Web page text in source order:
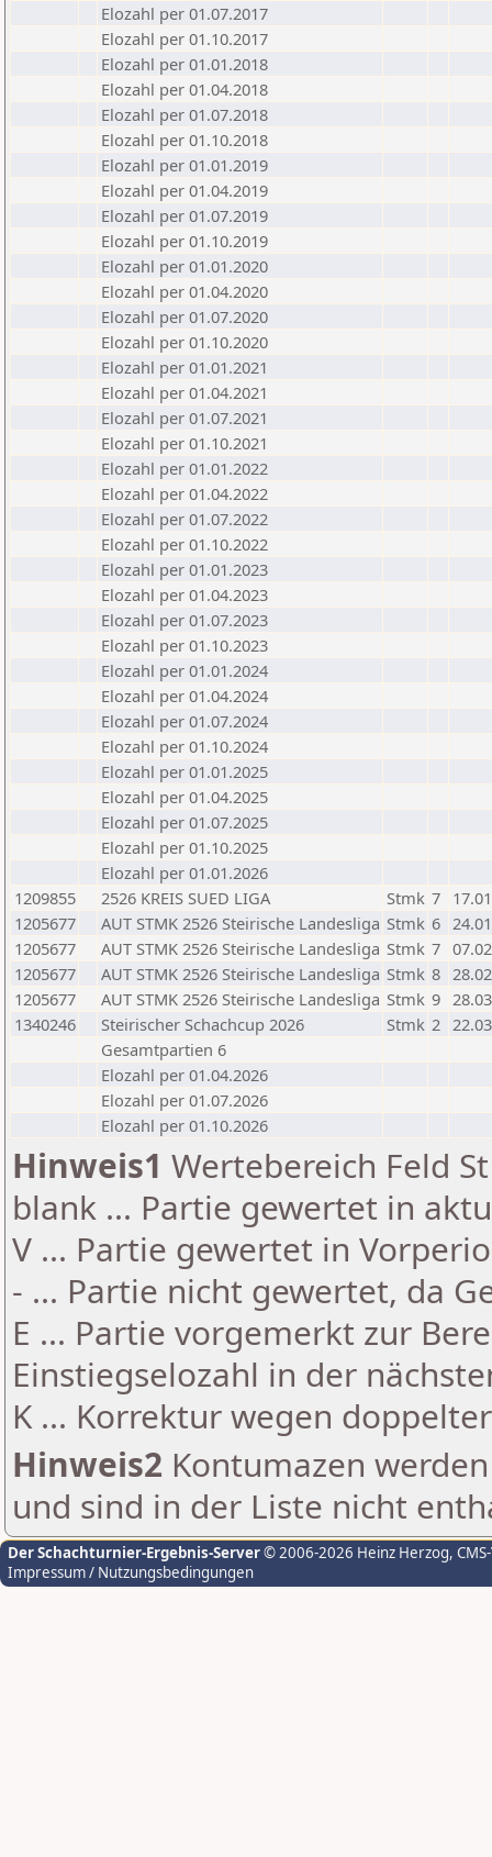
Elozahl per 01.07.2017
Elozahl per 01.10.2017
Elozahl per 01.01.2018
Elozahl per 01.04.2018
Elozahl per 01.07.2018
Elozahl per 01.10.2018
Elozahl per 01.01.2019
Elozahl per 01.04.2019
Elozahl per 01.07.2019
Elozahl per 01.10.2019
Elozahl per 01.01.2020
Elozahl per 01.04.2020
Elozahl per 01.07.2020
Elozahl per 01.10.2020
Elozahl per 01.01.2021
Elozahl per 01.04.2021
Elozahl per 01.07.2021
Elozahl per 01.10.2021
Elozahl per 01.01.2022
Elozahl per 01.04.2022
Elozahl per 01.07.2022
Elozahl per 01.10.2022
Elozahl per 01.01.2023
Elozahl per 01.04.2023
Elozahl per 01.07.2023
Elozahl per 01.10.2023
Elozahl per 01.01.2024
Elozahl per 01.04.2024
Elozahl per 01.07.2024
Elozahl per 01.10.2024
Elozahl per 01.01.2025
Elozahl per 01.04.2025
Elozahl per 01.07.2025
Elozahl per 01.10.2025
Elozahl per 01.01.2026
1209855
2526 KREIS SUED LIGA Stmk 7
1205677
AUT STMK 2526 Steirische Landesliga Stmk 6
1205677
AUT STMK 2526 Steirische Landesliga Stmk 7
1205677
AUT STMK 2526 Steirische Landesliga Stmk 8
1205677
AUT STMK 2526 Steirische Landesliga Stmk 9
1340246
Steirischer Schachcup 2026 Stmk 2
Gesamtpartien 6
Elozahl per 01.04.2026
Elozahl per 01.07.2026
Elozahl per 01.10.2026
Hinweis1 Wertebereich Feld
blank ... Partie gewertet in
V ... Partie gewertet in
- ... Partie nicht gewertet, da
E ... Partie vorgemerkt zur
Einstiegselozahl in der
K ... Korrektur wegen
Hinweis2 Kontumazen
und sind in der Liste nicht
Der Schachturnier-Ergebnis-Server© 2006-2026 Heinz Herzog,
Impressum / Nutzungsbedingungen